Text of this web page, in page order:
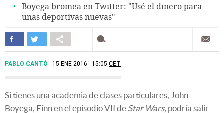
Boyega bromea en Twitter: "Usé el dinero para
unas deportivas nuevas"
PABLO CANTÓ 15 ENE 2016 - 15:05 CET
Si tienes una academia de clases particulares, John
Boyega, Finn en el episodio VII de Star Wars, podría salir